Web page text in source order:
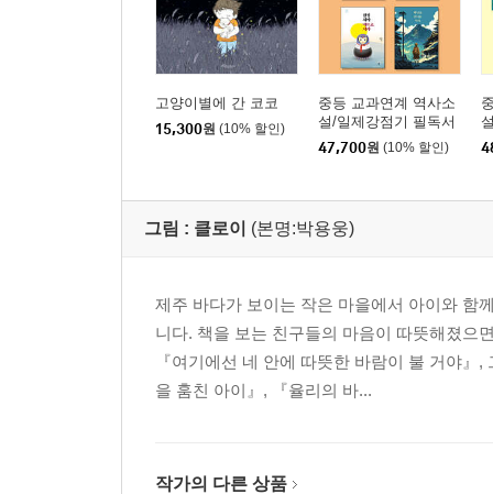
고양이별에 간 코코
15,300원 (10% 할인)
중등 교과연계 역사소
설/일제강점기 필독서
세트
47,700원 (10% 할인)
그림 : 클로이 (본명:박용웅)
제주 바다가 보이는 작은 마을에서 아이와 함
니다. 책을 보는 친구들의 마음이 따뜻해졌으
『여기에선 네 안에 따뜻한 바람이 불 거야
을 훔친 아이』, 『율리의 바...
작가의 다른 상품